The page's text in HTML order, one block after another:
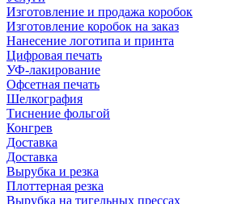
Изготовление и продажа коробок
Изготовление коробок на заказ
Нанесение логотипа и принта
Цифровая печать
УФ-лакирование
Офсетная печать
Шелкография
Тиснение фольгой
Конгрев
Доставка
Доставка
Вырубка и резка
Плоттерная резка
Вырубка на тигельных прессах